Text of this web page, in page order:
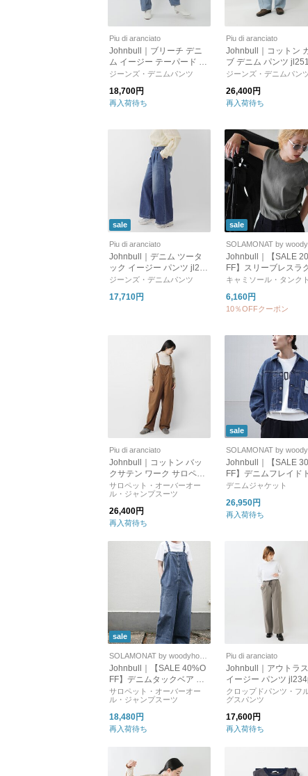
Piu di aranciato
Johnbull｜ブリーチ デニ
ム イージー テーパード パ
ンツ jl231p24-17000-ms
ジーンズ・デニムパンツ
18,700円
再入荷待ち
Piu di aranciato
Johnbull｜コットン
ブ デニム パンツ
-29-fn
ジーンズ・デニムパン
26,400円
再入荷待ち
sale
Piu di aranciato
Johnbull｜デニム ツータ
ック イージー パンツ jl254
p15
ジーンズ・デニムパンツ
17,710円
sale
Johnbull｜【SALE
FF】スリーブレスラ
ンテレコトップス レ
ソー リブ jl262c02
キャミソール・タンク
6,160円
10％OFFクーポン
Piu di aranciato
Johnbull｜コットン バッ
クサテン ワーク サロペッ
ト jl243p17-mn
サロペット・オーバーオー
ル・ジャンプスーツ
26,400円
再入荷待ち
sale
Johnbull｜【SALE
FF】デニムフレイド
ッカージャケット
デニムジャケット
26,950円
再入荷待ち
sale
Johnbull｜【SALE 40%O
FF】デニムタックベア サ
ロペット レディース パン
ツ ボトムス オーバーオー
ル オールインワン jl251p2
1
サロペット・オーバーオー
ル・ジャンプスーツ
18,480円
再入荷待ち
Piu di aranciato
Johnbull｜アウトラ
イージー パンツ
ms
クロップドパンツ・フ
グスパンツ
17,600円
再入荷待ち